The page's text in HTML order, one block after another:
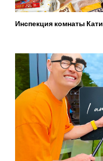
Инспекция комнаты Кати